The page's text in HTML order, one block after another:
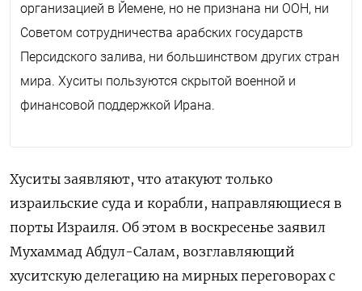
организацией в Йемене, но не признана ни ООН, ни
Советом сотрудничества арабских государств
Персидского залива, ни большинством других стран
мира. Хуситы пользуются скрытой военной и
финансовой поддержкой Ирана.
Хуситы заявляют, что атакуют только
израильские суда и корабли, направляющиеся в
порты Израиля. Об этом в воскресенье заявил
Мухаммад Абдул-Салам, возглавляющий
хуситскую делегацию на мирных переговорах с